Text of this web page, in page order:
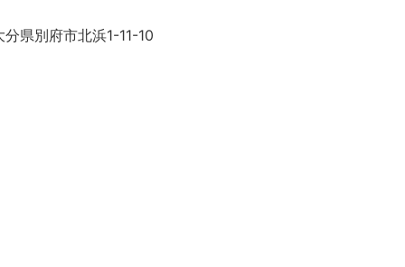
分県別府市北浜1-11-10